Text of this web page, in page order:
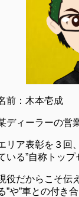
前：木本壱成
ディーラーの営
リア表彰を３回
いる”自称トップ
役だからこそ伝
”や”車との付き